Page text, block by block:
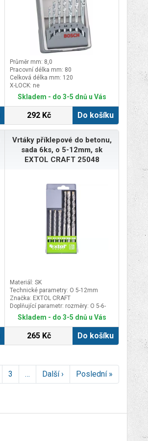
Průměr mm: 8,0
Pracovní délka mm: 80
Celková délka mm: 120
X-LOCK: ne
Skladem - do 3-5 dnů u Vás
292 Kč Do košíku
Vrtáky příklepové do betonu,
sada 6ks, o 5-12mm, sk
EXTOL CRAFT 25048
Materiál: SK
Technické parametry: O 5-12mm
Značka: EXTOL CRAFT
Doplňující parametr: rozměry: O 5-6-
8x110mm, O 8-10-12x160mm
Skladem - do 3-5 dnů u Vás
265 Kč Do košíku
3 … Další › Poslední »